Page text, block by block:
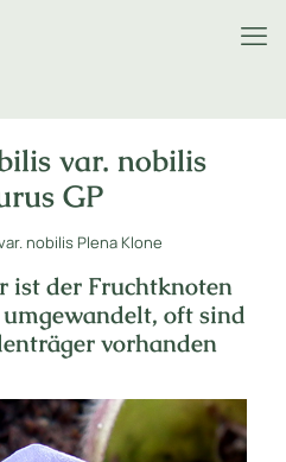
var. nobilis
GP
nobilis Plena Klone
ist der Fruchtknoten
oft sind
vorhanden